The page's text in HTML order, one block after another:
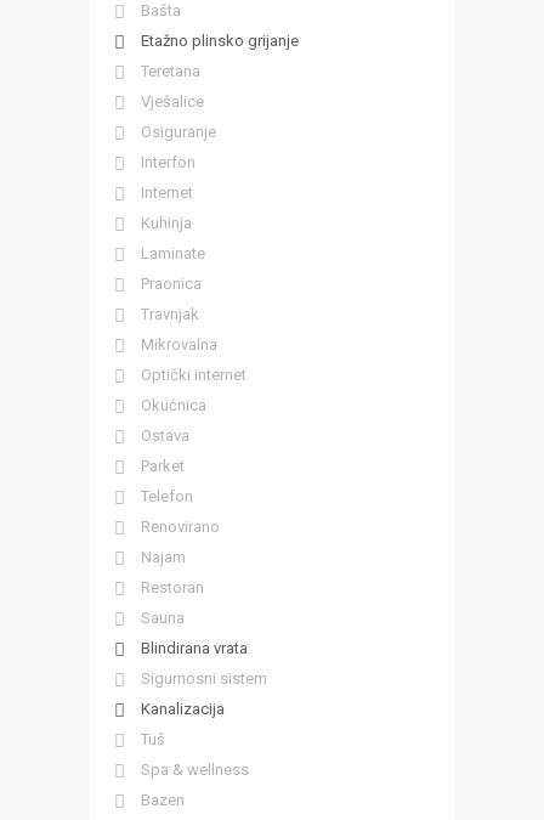
Bašta
Etažno plinsko grijanje
Teretana
Vješalice
Osiguranje
Interfon
Internet
Kuhinja
Laminate
Praonica
Travnjak
Mikrovalna
Optički internet
Okućnica
Ostava
Parket
Telefon
Renovirano
Najam
Restoran
Sauna
Blindirana vrata
Sigurnosni sistem
Kanalizacija
Tuš
Spa & wellness
Bazen